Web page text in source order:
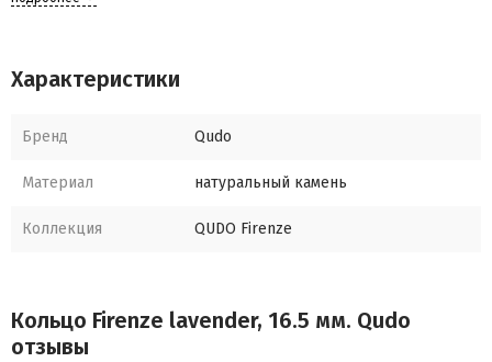
Характеристики
Бренд Qudo
Материал натуральный камень
Коллекция QUDO Firenze
Кольцо Firenze lavender, 16.5 мм. Qudo
отзывы